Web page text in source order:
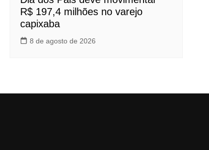
R$ 197,4 milhões no varejo
capixaba
8 de agosto de 2026